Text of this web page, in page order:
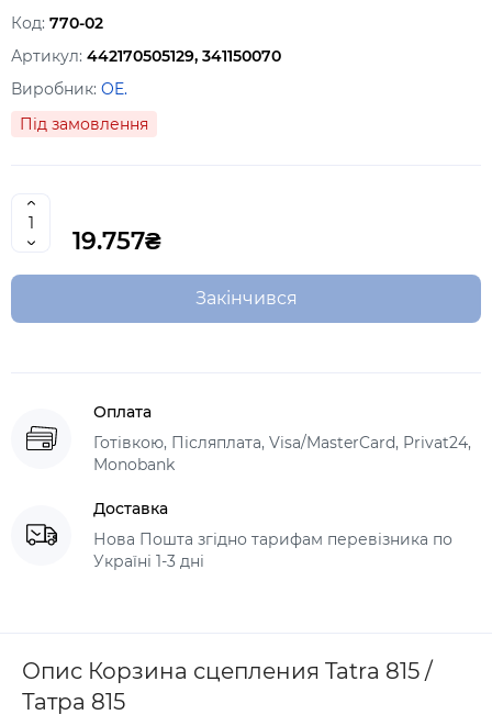
Код: 770-02
Артикул: 442170505129, 341150070
Виробник: OE.
Під замовлення
19.757₴
Закінчився
Оплата
Готівкою, Післяплата, Visa/MasterCard, Privat24,
Monobank
Доставка
Нова Пошта згідно тарифам перевізника по
Україні 1-3 дні
Опис Корзина сцепления Tatra 815 /
Татра 815